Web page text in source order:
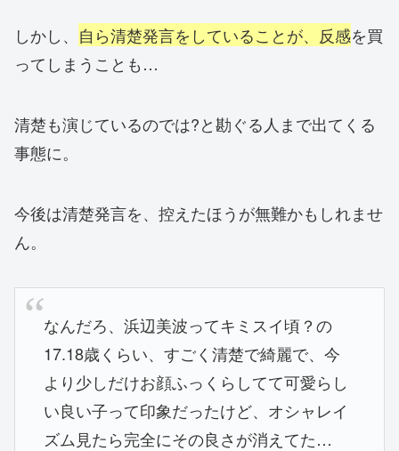
しかし、 自ら清楚発言をしていることが、反感を買
ってしまうことも…
清楚も演じているのでは?と勘ぐる人まで出てくる
事態に。
今後は清楚発言を、控えたほうが無難かもしれませ
ん。
なんだろ、浜辺美波ってキミスイ頃？の
17.18歳くらい、すごく清楚で綺麗で、今
より少しだけお顔ふっくらしてて可愛らし
い良い子って印象だったけど、オシャレイ
ズム見たら完全にその良さが消えてた…